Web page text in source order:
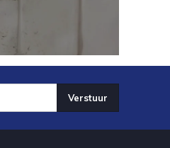
Verstuur